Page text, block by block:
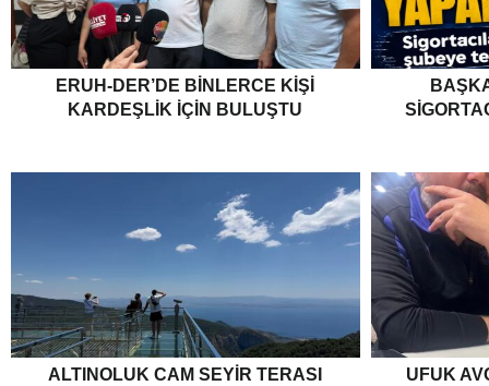
ERUH-DER’DE BINLERCE KIŞI
KARDEŞLIK İÇIN BULUŞTU
ALTINOLUK CAM SEYIR TERASI
UFUK